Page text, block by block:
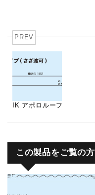
PREV
IK アポロルーフ
この製品をご覧の